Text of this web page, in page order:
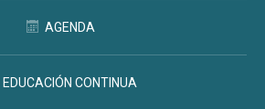
AGENDA
EDUCACIÓN CONTINUA